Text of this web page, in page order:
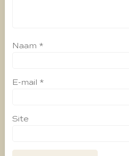
Naam *
E-mail *
Site